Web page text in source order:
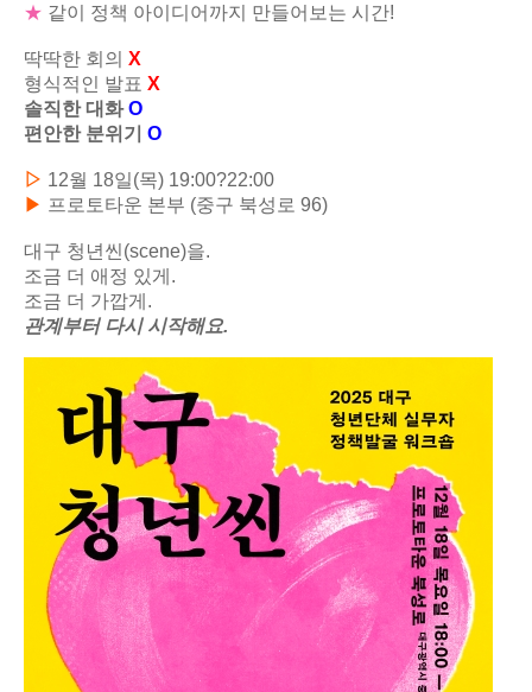
★ 같이 정책 아이디어까지 만들어보는 시간!
딱딱한 회의 X
형식적인 발표 X
솔직한 대화O
편안한 분위기 O
▷ 12월 18일(목) 19:00?22:00
▶ 프로토타운 본부 (중구 북성로 96)
대구 청년씬(scene)을.
조금 더 애정 있게.
조금 더 가깝게.
관계부터 다시 시작해요.